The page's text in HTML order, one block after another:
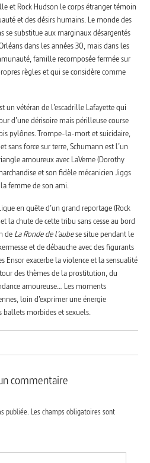
et Rock Hudson le corps étranger témoin
et des désirs humains. Le monde des
se substitue aux marginaux désargentés
dans les années 30, mais dans les
famille recomposée fermée sur
règles et qui se considère comme
un vétéran de l’escadrille Lafayette qui
d’une dérisoire mais périlleuse course
pylônes. Trompe-la-mort et suicidaire,
sans force sur terre, Schumann est l’un
amoureux avec LaVerne (Dorothy
et son fidèle mécanicien Jiggs
femme de son ami.
en quête d’un grand reportage (Rock
la chute de cette tribu sans cesse au bord
de La Ronde de l’aubese situe pendant le
et de débauche avec des figurants
Ensor exacerbe la violence et la sensualité
des thèmes de la prostitution, du
amoureuse… Les moments
loin d’exprimer une énergie
morbides et sexuels.
commentaire
publiée. Les champs obligatoires sont